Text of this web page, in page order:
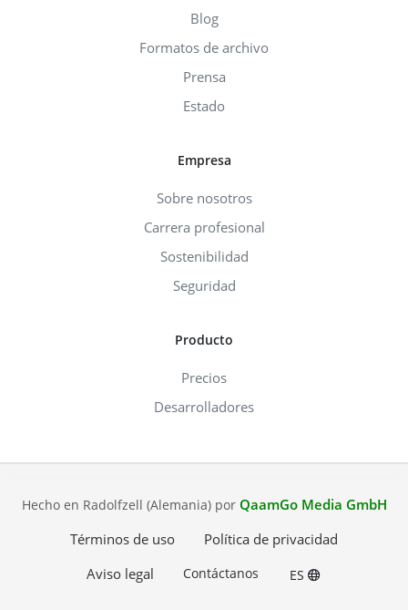
Blog
Formatos de archivo
Prensa
Estado
Empresa
Sobre nosotros
Carrera profesional
Sostenibilidad
Seguridad
Producto
Precios
Desarrolladores
Hecho en Radolfzell (Alemania) por QaamGo Media GmbH
Términos de uso
Política de privacidad
Aviso legal
Contáctanos ES